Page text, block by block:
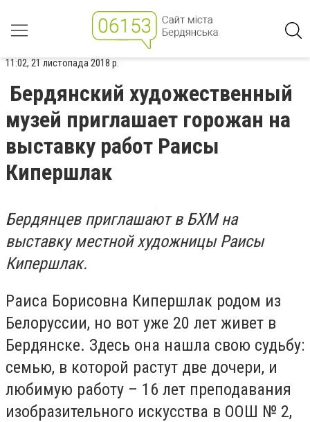
11:02, 21 листопада 2018 р.
Бердянский художественный
музей приглашает горожан на
выставку работ Раисы
Кипершлак
Бердянцев приглашают в БХМ на
выставку местной художницы Раисы
Кипершлак.
Раиса Борисовна Кипершлак родом из
Белоруссии, но вот уже 20 лет живет в
Бердянске. Здесь она нашла свою судьбу:
семью, в которой растут две дочери, и
любимую работу – 16 лет преподавания
изобразительного искусства в ООШ № 2,